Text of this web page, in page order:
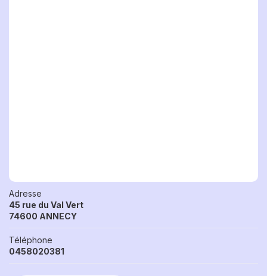
Adresse
45 rue du Val Vert
74600 ANNECY
Téléphone
0458020381